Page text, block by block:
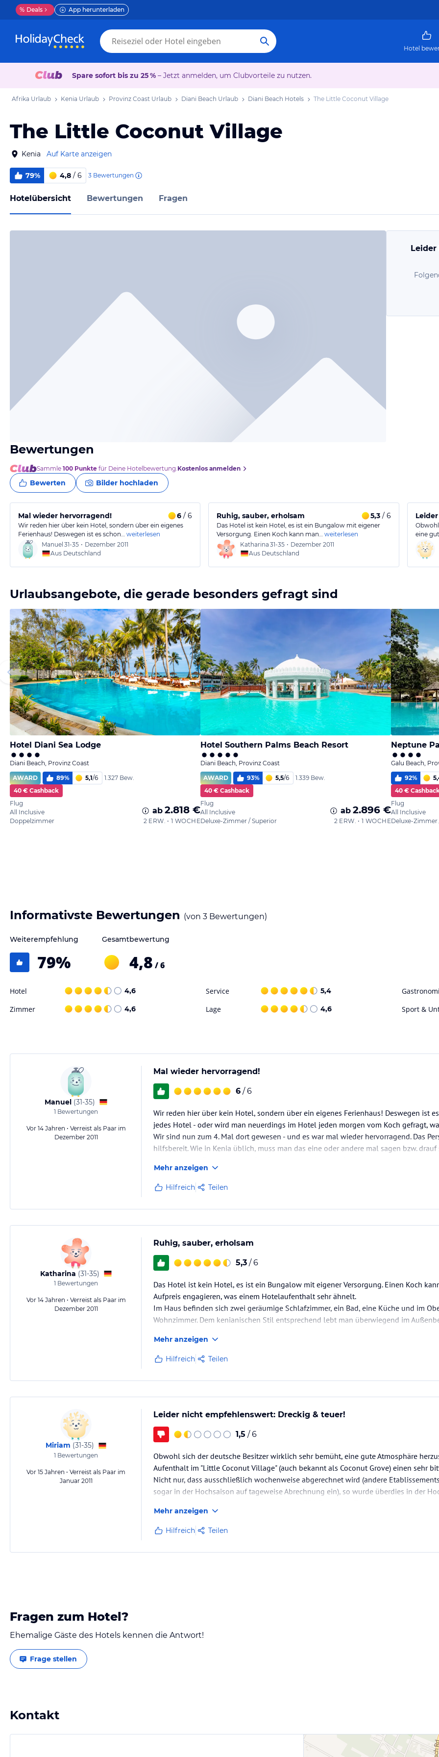
% Deals App herunterladen
Hotel
Spare sofort bis zu 25 % – Jetzt anmelden, um Clubvorteile zu nutzen.
Afrika Urlaub Kenia Urlaub Provinz Coast Urlaub Diani Beach Urlaub Diani Beach Hotels The Little Coconut Village
The Little Coconut Village
Kenia Auf Karte anzeigen
79% 4,8 / 6 3 Bewertungen
Hotelübersicht Bewertungen Fragen
Bewertungen
Sammle 100 Punkte für Deine Hotelbewertung. Kostenlos anmelden
Bewerten Bilder hochladen
Mal wieder hervorragend! 6 / 6
Wir reden hier über kein Hotel, sondern über ein eigenes
Ferienhaus! Deswegen ist es schon…
weiterlesen
Manuel 31-35 • Dezember 2011
Aus Deutschland
Ruhig, sauber, erholsam 5,3/ 6
Das Hotel ist kein Hotel, es ist ein Bungalow mit eigener
Versorgung. Einen Koch kann man…
weiterlesen
Katharina 31-35 • Dezember 2011
Aus Deutschland
eine
Urlaubsangebote, die gerade besonders gefragt sind
Hotel Diani Sea Lodge
Diani Beach, Provinz Coast
AWARD
89% 5,1/6
1.327 Bew.
40 € Cashback
Flug
All Inclusive
Doppelzimmer
ab 2.818 €
2 ERW. • 1 WOCHE
Hotel Southern Palms Beach Resort
Diani Beach, Provinz Coast
AWARD
93% 5,5/6
1.339 Bew.
40 € Cashback
Flug
All Inclusive
Deluxe-Zimmer / Superior
ab 2.896 €
2 ERW. • 1 WOCHE
Neptune
Galu Beach,
92%
40 €
Flug
All Inclusive
Deluxe-Zimmer
Informativste Bewertungen (von 3 Bewertungen)
Weiterempfehlung
79%
Gesamtbewertung
4,8 / 6
Hotel 4,6 Service 5,4
Zimmer 4,6 Lage 4,6 Sport &
Manuel (31-35)
1 Bewertungen
Vor 14 Jahren • Verreist als Paar im
Dezember 2011
Mal wieder hervorragend!
6 / 6
Wir reden hier über kein Hotel, sondern über ein eigenes Ferienhaus! Deswegen ist
jedes Hotel - oder wird man neuerdings im Hotel jeden morgen vom Koch gefragt,
Wir sind nun zum 4. Mal dort gewesen - und es war mal wieder hervorragend. Das
hilfsbereit. Wie in Kenia üblich, muss man das eine oder andere mal sagen bzw.
Mehr anzeigen
Hilfreich Teilen
Katharina (31-35)
1 Bewertungen
Vor 14 Jahren • Verreist als Paar im
Dezember 2011
Ruhig, sauber, erholsam
5,3 / 6
Das Hotel ist kein Hotel, es ist ein Bungalow mit eigener Versorgung. Einen Koch
Aufpreis engagieren, was einem Hotelaufenthalt sehr ähnelt.
Im Haus befinden sich zwei geräumige Schlafzimmer, ein Bad, eine Küche und im
Wohnzimmer. Dem kenianischen Stil entsprechend lebt man überwiegend im
eine extra Sitzecke, abends schön…
Mehr anzeigen
Hilfreich Teilen
Miriam (31-35)
1 Bewertungen
Vor 15 Jahren • Verreist als Paar im
Januar 2011
Leider nicht empfehlenswert: Dreckig & teuer!
1,5 / 6
Obwohl sich der deutsche Besitzer wirklich sehr bemüht, eine gute Atmosphäre
Aufenthalt im "Little Coconut Village" (auch bekannt als Coconut Grove) einen sehr
Nicht nur, dass ausschließlich wochenweise abgerechnet wird (andere
sogar in der Hochsaison auf tageweise Abrechnung ein), so wurde überdies in der
Mehr anzeigen
Hilfreich Teilen
Fragen zum Hotel?
Ehemalige Gäste des Hotels kennen die Antwort!
Frage stellen
Kontakt